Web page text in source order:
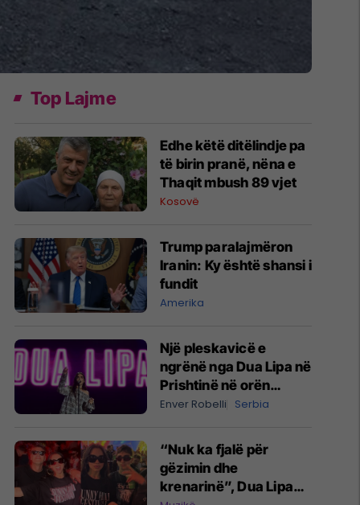
Top Lajme
Edhe këtë ditëlindje pa
të birin pranë, nëna e
Thaqit mbush 89 vjet
Kosovë
Trump paralajmëron
Iranin: Ky është shansi i
fundit
Amerika
Një pleskavicë e
ngrënë nga Dua Lipa në
Prishtinë në orën
04:28 të mëngjesit -
shpall gjendjen e luftës
Enver Robelli Serbia
“Nuk ka fjalë për
gëzimin dhe
krenarinë”, Dua Lipa